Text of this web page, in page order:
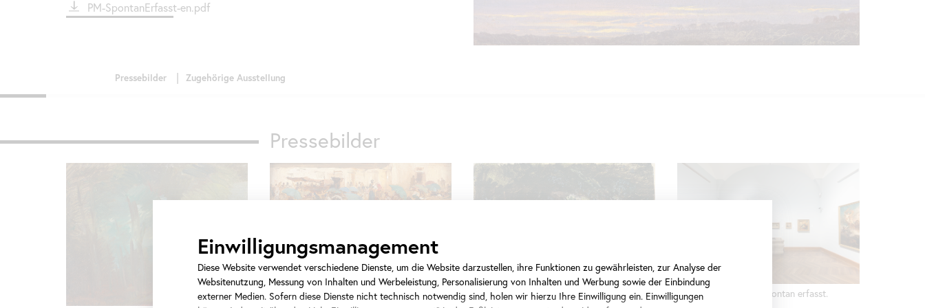
File PM-SpontanErfasst-en.pdf
Pressebilder
August von Pettenkofen, Ungarischer Markt
mit blauen Schirmen, 1874
© Belvedere, Wien
Ausstellungsansicht Spontan erfasst.
Einwilligungsmanagement
Diese Website verwendet verschiedene Dienste, um die Website darzustellen, ihre Funktionen zu gewährleisten, zur Analyse der
Websitenutzung, Messung von Inhalten und Werbeleistung, Personalisierung von Inhalten und Werbung sowie der Einbindung
externer Medien. Sofern diese Dienste nicht technisch notwendig sind, holen wir hierzu Ihre Einwilligung ein. Einwilligungen